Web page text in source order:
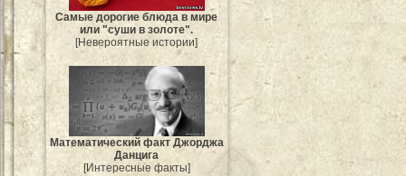
Самые дорогие блюда в мире
или "суши в золоте".
[Невероятные истории]
Mатематический факт Джорджа
Данцига
[Интересные факты]